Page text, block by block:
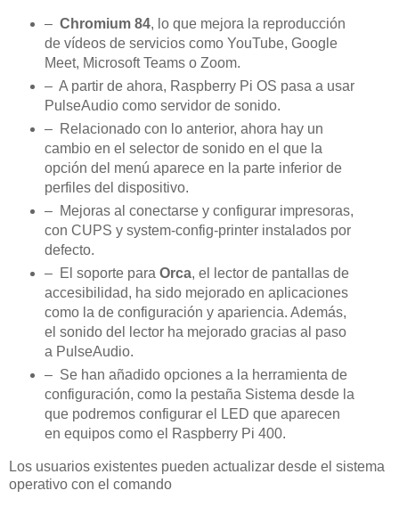
– Chromium 84, lo que mejora la reproducción
de vídeos de servicios como YouTube, Google
Meet, Microsoft Teams o Zoom.
– A partir de ahora, Raspberry Pi OS pasa a usar
PulseAudio como servidor de sonido.
– Relacionado con lo anterior, ahora hay un
cambio en el selector de sonido en el que la
opción del menú aparece en la parte inferior de
perfiles del dispositivo.
– Mejoras al conectarse y configurar impresoras,
con CUPS y system-config-printer instalados por
defecto.
– El soporte para Orca, el lector de pantallas de
accesibilidad, ha sido mejorado en aplicaciones
como la de configuración y apariencia. Además,
el sonido del lector ha mejorado gracias al paso
a PulseAudio.
– Se han añadido opciones a la herramienta de
configuración, como la pestaña Sistema desde la
que podremos configurar el LED que aparecen
en equipos como el Raspberry Pi 400.
Los usuarios existentes pueden actualizar desde el sistema
operativo con el comando